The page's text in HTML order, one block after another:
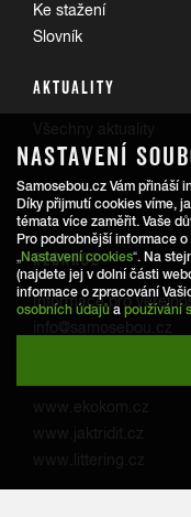
Ke stažení
Slovník
AKTUALITY
REDAKCE
Informace pro
NASTAVENÍ
Samosebou.cz Vám přináší
Díky přijmutí cookies víme,
témata více zaměřit. Vaše
Pro podrobnější informace
„Nastavení cookies“. Na
(najdete jej v dolní části
informace o zpracování
osobních údajů a používání